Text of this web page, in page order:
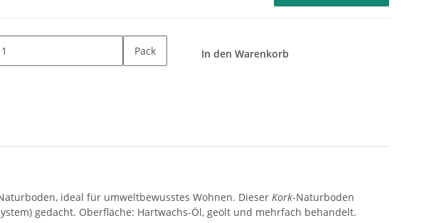
Pack In den Warenkorb
ideal für umweltbewusstes Wohnen. Dieser Kork-Naturboden
gedacht. Oberfläche: Hartwachs-Öl, geölt und mehrfach behandelt.